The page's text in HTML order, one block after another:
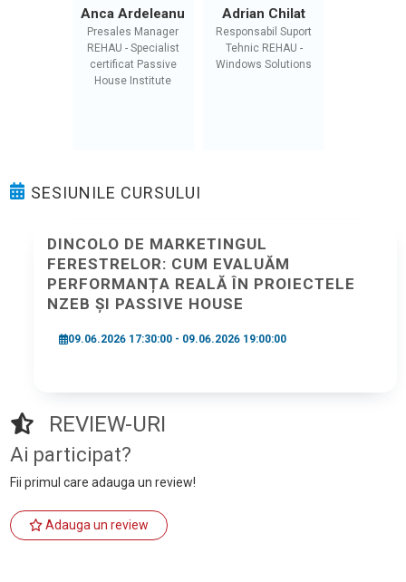
Anca Ardeleanu
Presales Manager
REHAU - Specialist
certificat Passive
House Institute
Adrian Chilat
Responsabil Suport
Tehnic REHAU -
Windows Solutions
SESIUNILE CURSULUI
DINCOLO DE MARKETINGUL
FERESTRELOR: CUM EVALUĂM
PERFORMANȚA REALĂ ÎN PROIECTELE
NZEB ȘI PASSIVE HOUSE
09.06.2026 17:30:00 - 09.06.2026 19:00:00
REVIEW-URI
Ai participat?
Fii primul care adauga un review!
Adauga un review